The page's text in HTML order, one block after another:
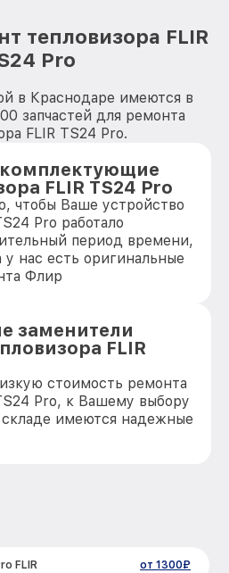
тепловизора FLIR
Pro
в Краснодаре имеются в
запчастей для ремонта
FLIR TS24 Pro.
FLIR TS24 Pro
чтобы Ваше устройство
Pro работало
период времени,
нас есть оригинальные
Флир
заменители
FLIR
стоимость ремонта
Pro, к Вашему выбору
имеются надежные
FLIR от 1300₽